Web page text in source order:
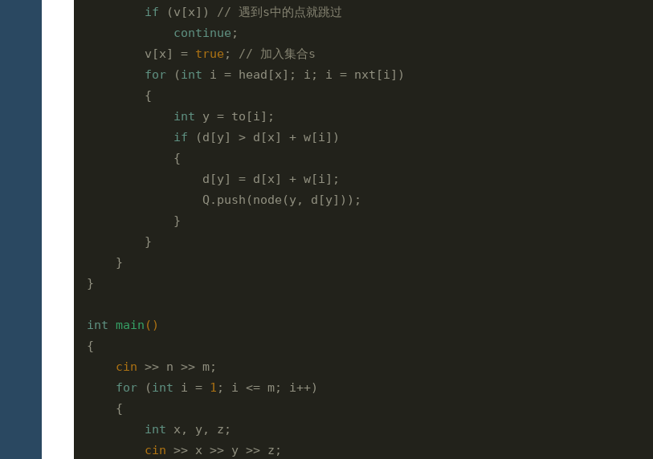
if (v[x]) // 遇到s中的点就跳过
continue ;
        v[x] =
true ; // 加入集合s
for (int i = head[x]; i; i = nxt[i])
        {
int y = to[i];
if (d[y] > d[x] + w[i])
            {
                d[y] = d[x] + w[i];
                Q.push(node(y, d[y]));
            }
        }
    }
}
int main ()
{
cin >> n >> m;
for (int i = 1 ; i <= m; i++)
    {
int x, y, z;
cin >> x >> y >> z;